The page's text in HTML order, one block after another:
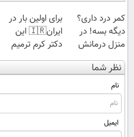
کمر درد داری؟
دیگه بسه! در
منزل درمانش
کن
(◀پرسش‌نامه)
برای اولین بار در
ایران🇮🇷 این
دکتر کرم ترمیم
کننده 23 روزه
ساخت!
نظر شما
نام
ایمیل